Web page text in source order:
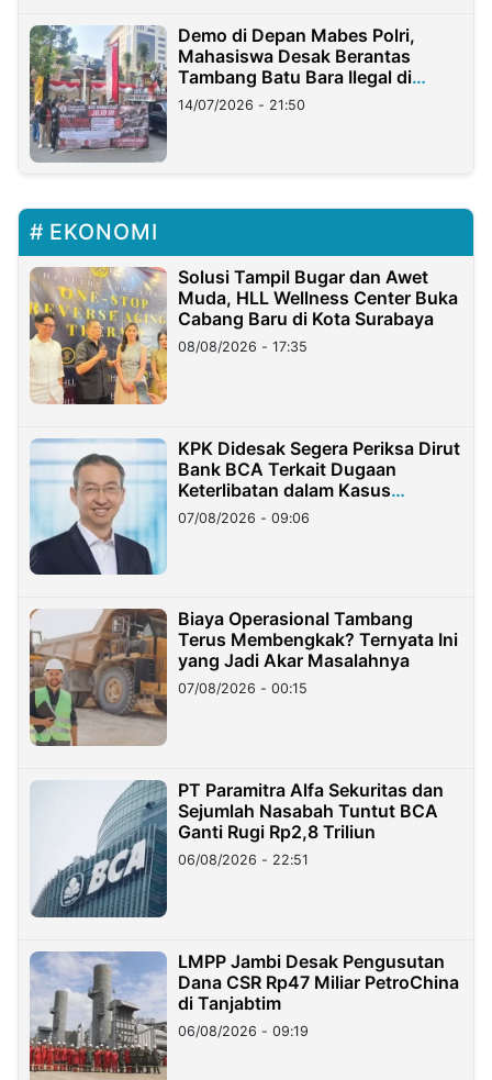
Demo di Depan Mabes Polri,
Mahasiswa Desak Berantas
Tambang Batu Bara Ilegal di
Lampung
14/07/2026 - 21:50
EKONOMI
Solusi Tampil Bugar dan Awet
Muda, HLL Wellness Center Buka
Cabang Baru di Kota Surabaya
08/08/2026 - 17:35
KPK Didesak Segera Periksa Dirut
Bank BCA Terkait Dugaan
Keterlibatan dalam Kasus
Hilangnya Dana Nasabah Rp2,58
Miliar
07/08/2026 - 09:06
Biaya Operasional Tambang
Terus Membengkak? Ternyata Ini
yang Jadi Akar Masalahnya
07/08/2026 - 00:15
PT Paramitra Alfa Sekuritas dan
Sejumlah Nasabah Tuntut BCA
Ganti Rugi Rp2,8 Triliun
06/08/2026 - 22:51
LMPP Jambi Desak Pengusutan
Dana CSR Rp47 Miliar PetroChina
di Tanjabtim
06/08/2026 - 09:19